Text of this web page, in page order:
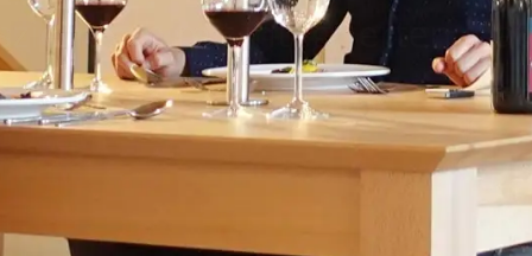
mit integrierten
supergünstig